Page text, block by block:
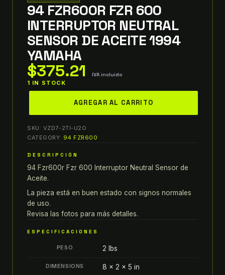
94 FZR600R FZR 600
INTERRUPTOR NEUTRAL
SENSOR DE ACEITE 1994
YAMAHA
$375.21 IVA incluido
1 IN STOCK
600
NEUTRAL
SENSOR
DE
ACEITE
1994
YAMAHA
quantity
AGREGAR AL CARRITO
SKU: VZD7-2TI-U2O
CATEGORY: 94 FZR600
DESCRIPCIÓN
94 Fzr600r Fzr 600 Interruptor Neutral Sensor de
Aceite.
La pieza está en buen estado con signos normales
de uso.
Revisa las fotos para más detalles.
ESPECIFICACIONES
PESO 2 lbs
DIMENSIONS 8 × 2 × 5 in